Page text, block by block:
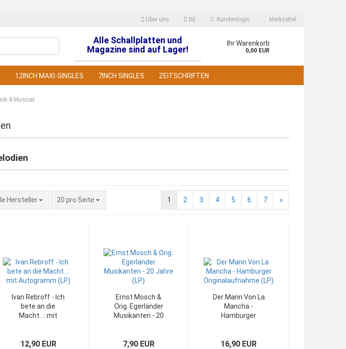
Über uns DE
Sprache auswählen
Kundenlogin
Passwort vergessen?
Merkzettel
Alle Schallplatten und
Magazine sind auf Lager!
Ihr Warenkorb
0,00 EUR
12INCH MAXI-SINGLES 7INCH SINGLES ZEITSCHRIFTEN
& Musical
Hersteller 20 pro Seite 1 2 3 4 5 6 7 »
Ivan Rebroff - Ich
bete an die
Macht...: mit
12,90 EUR
Ernst Mosch &
Orig. Egerländer
Musikanten - 20
7,90 EUR
Der Mann Von La
Mancha -
Hamburger
16,90 EUR